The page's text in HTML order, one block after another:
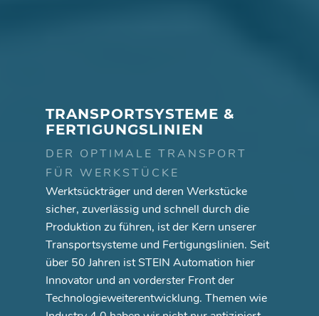
TRANSPORTSYSTEME &
FERTIGUNGSLINIEN
DER OPTIMALE TRANSPORT
FÜR WERKSTÜCKE
Werktsückträger und deren Werkstücke
sicher, zuverlässig und schnell durch die
Produktion zu führen, ist der Kern unserer
Transportsysteme und Fertigungslinien. Seit
über 50 Jahren ist STEIN Automation hier
Innovator und an vorderster Front der
Technologieweiterentwicklung. Themen wie